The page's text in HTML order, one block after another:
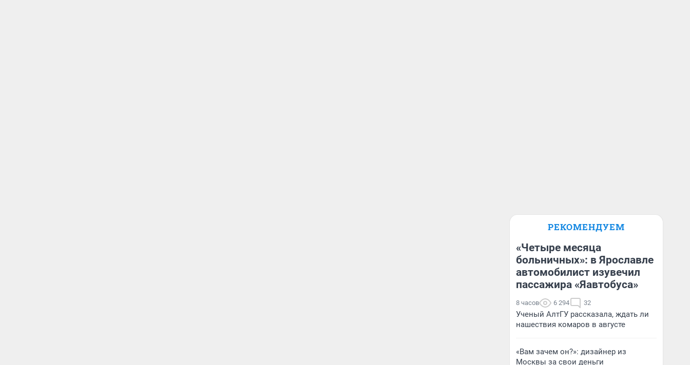
РЕКОМЕНДУЕМ
«Четыре месяца
больничных»: в Ярославле
автомобилист изувечил
пассажира «Яавтобуса»
8 часов 6 294 32
Ученый АлтГУ рассказала, ждать ли
нашествия комаров в августе
«Вам зачем он?»: дизайнер из
Москвы за свои деньги